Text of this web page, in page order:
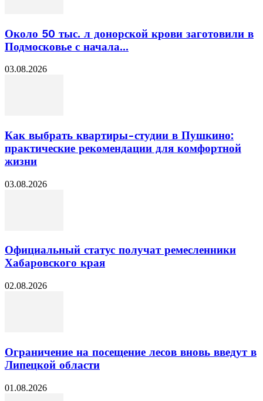
Около 50 тыс. л донорской крови заготовили в
Подмосковье с начала...
03.08.2026
Как выбрать квартиры-студии в Пушкино:
практические рекомендации для комфортной
жизни
03.08.2026
Официальный статус получат ремесленники
Хабаровского края
02.08.2026
Ограничение на посещение лесов вновь введут в
Липецкой области
01.08.2026